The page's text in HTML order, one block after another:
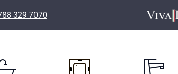
329 7070